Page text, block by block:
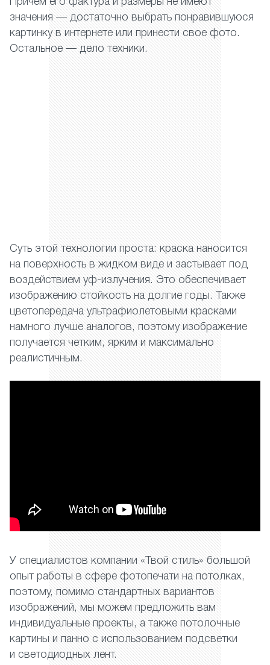
значения — достаточно выбрать понравившуюся
картинку в интернете или принести свое фото.
Остальное — дело техники.
Суть этой технологии проста: краска наносится
на поверхность в жидком виде и застывает под
воздействием уф-излучения. Это обеспечивает
изображению стойкость на долгие годы. Также
цветопередача ультрафиолетовыми красками
намного лучше аналогов, поэтому изображение
получается четким, ярким и максимально
реалистичным.
У специалистов компании «Твой стиль» большой
опыт работы в сфере фотопечати на потолках,
поэтому, помимо стандартных вариантов
изображений, мы можем предложить вам
индивидуальные проекты, а также потолочные
картины и панно с использованием подсветки
и светодиодных лент.